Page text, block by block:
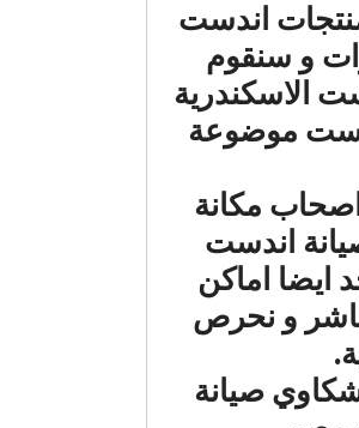
اندست
و سنقوم
الاسكندرية
موضوعة
مكانة
اندست
ايضا اماكن
و نحرص
صيانة